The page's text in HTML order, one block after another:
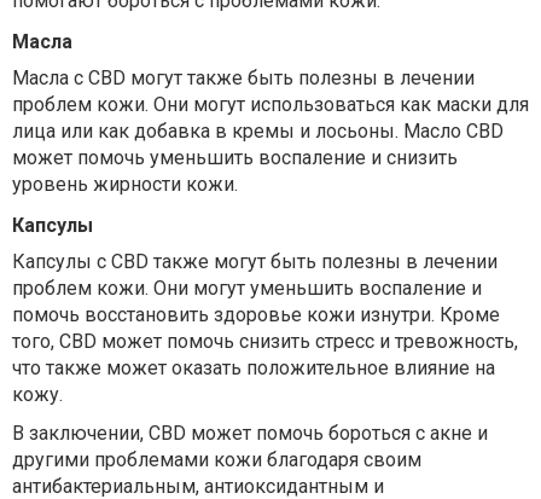
Масла
Масла с CBD могут также быть полезны в лечении
проблем кожи. Они могут использоваться как маски для
лица или как добавка в кремы и лосьоны. Масло CBD
может помочь уменьшить воспаление и снизить
уровень жирности кожи.
Капсулы
Капсулы с CBD также могут быть полезны в лечении
проблем кожи. Они могут уменьшить воспаление и
помочь восстановить здоровье кожи изнутри. Кроме
того, CBD может помочь снизить стресс и тревожность,
что также может оказать положительное влияние на
кожу.
В заключении, CBD может помочь бороться с акне и
другими проблемами кожи благодаря своим
антибактериальным, антиоксидантным и